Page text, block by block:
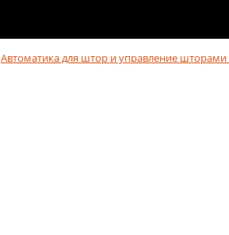
Автоматика для штор и управление шторами